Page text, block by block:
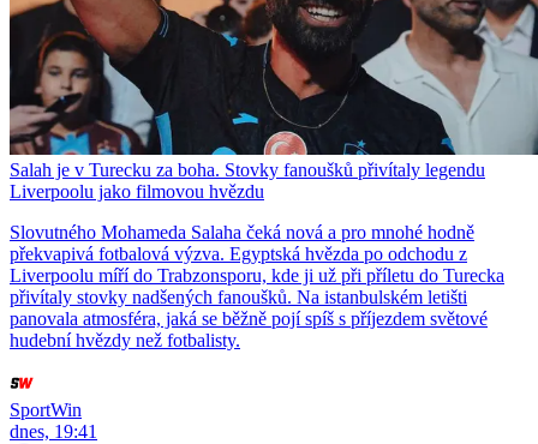
Salah je v Turecku za boha. Stovky fanoušků přivítaly legendu
Liverpoolu jako filmovou hvězdu
Slovutného Mohameda Salaha čeká nová a pro mnohé hodně
překvapivá fotbalová výzva. Egyptská hvězda po odchodu z
Liverpoolu míří do Trabzonsporu, kde ji už při příletu do Turecka
přivítaly stovky nadšených fanoušků. Na istanbulském letišti
panovala atmosféra, jaká se běžně pojí spíš s příjezdem světové
hudební hvězdy než fotbalisty.
SportWin
dnes, 19:41